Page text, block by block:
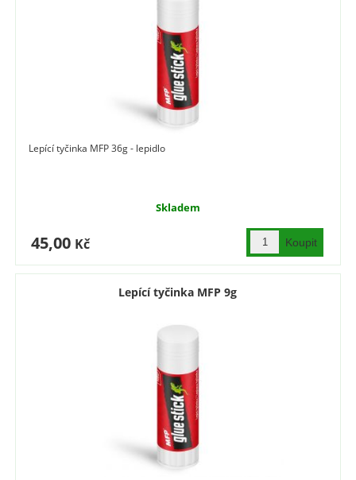
Lepící tyčinka MFP 36g - lepidlo
Skladem
45,00 Kč
Lepící tyčinka MFP 9g